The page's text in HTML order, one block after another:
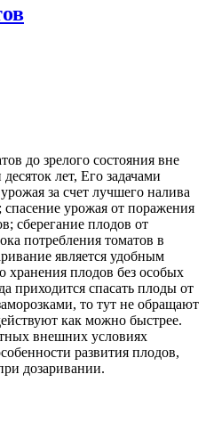
до зрелого состояния вне
лет, Его задачами
за счет лучшего налива
урожая от поражения
сберегание плодов от
потребления томатов в
является удобным
хранения плодов без особых
приходится спасать плоды от
то тут не обращают
как можно быстрее.
внешних условиях
развития плодов,
дозаривании.